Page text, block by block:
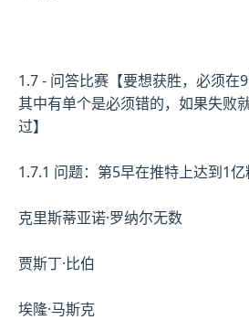
1.7 - 问答比赛【要想获胜，必须在
其中有单个是必须错的，如果失败
过】
1.7.1 问题：第5早在推特上达到1
克里斯蒂亚诺·罗纳尔无数
贾斯丁·比伯
埃隆·马斯克